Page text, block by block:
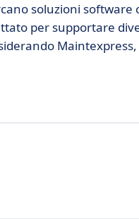
soluzioni software
per supportare